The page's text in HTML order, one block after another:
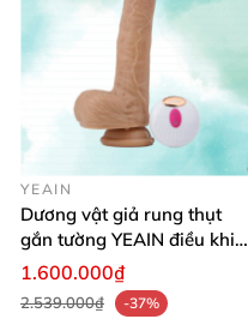
YEAIN
Dương vật giả rung thụt
gắn tường YEAIN điều khiển
từ xa
1.600.000₫
2.539.000₫
-37%